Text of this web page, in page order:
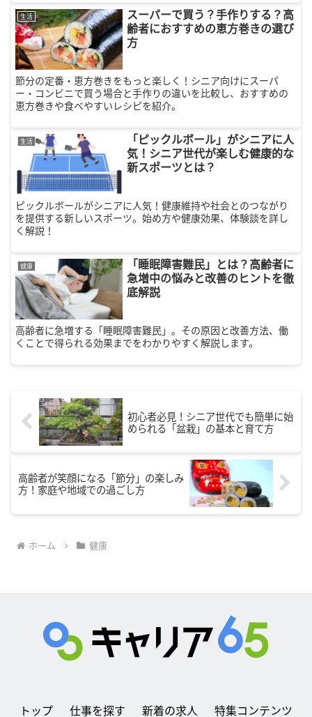
生活
スーパーで買う？手作りする？高
齢者におすすめの恵方巻きの選び
方
節分の定番・恵方巻きをもっと楽しく！シニア向けにスーパ
ー・コンビニで買う場合と手作りの違いを比較し、おすすめの
恵方巻きや食べやすいレシピを紹介。
生活
「ピックルボール」がシニアに人
気！シニア世代が楽しむ健康的な
新スポーツとは？
ピックルボールがシニアに人気！健康維持や社会とのつながり
を提供する新しいスポーツ。始め方や健康効果、体験談を詳し
く解説！
健康
「睡眠障害難民」とは？高齢者に
急増中の悩みと改善のヒントを徹
底解説
高齢者に急増する「睡眠障害難民」。その原因と改善方法、働
くことで得られる効果までをわかりやすく解説します。
初心者必見！シニア世代でも簡単に始
められる「盆栽」の基本と育て方
高齢者が笑顔になる「節分」の楽しみ
方！家庭や地域での過ごし方
ホーム 健康
トップ 仕事を探す 新着の求人 特集コンテンツ